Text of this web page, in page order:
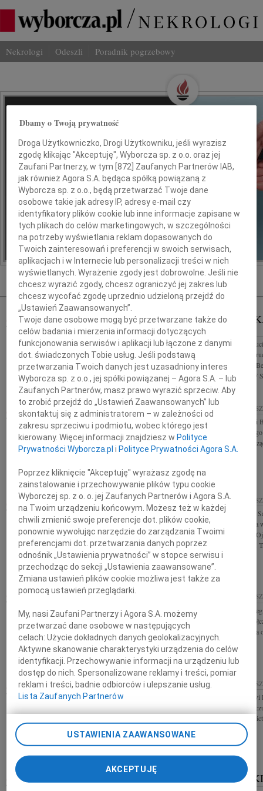
Nekrologi Odeszli Poradnik pogrzebowy
Wspominaj Bliskich
Na Odeszli.pl
Jak ich zapamiętaliśmy? Serwis
odeszli.pl z Grupy Wyborcza, to
możliwość stworzenia unikalnego
wspomnienia. Dziel się nim z rodziną i
przyjaciółmi.
*ogłoszenie
Nekrologi Rzeszów
MARTA TARNOWSKA 30.04.2019
RZESZÓW
Z głębokim żalem zawiadamiamy, że w dniu 27
kwietnia 2019 roku zmarła Nasza serdeczna
Koleżanka i Przyjaciółka Marta Tarnowska Rodzinie
i Bliskim wyrazy głębokiego...
Wyrazy
Najbliższych w
farm. Agnieszki
Pracownicy PDF
24.04.2019 RZESZÓW
Panu Wacławowi Barczakowi i Jego Najbliższym
wyrazy głębokiego współczucia z powodu śmierci
Taty składają Zarząd i Pracownicy Stark Sp. z o.o.
24.04.2019
Panu
wyrazy
Taty składają
Sp. z o.o.
BARBARA BEATA NASTAŁ
24.04.2019 WROCŁAW
Z ogromnym żalem informujemy, że 14 kwietnia
2019 r. zmarła mgr Barbara Beata Nastał wieloletnia
nauczycielka języka polskiego, doradczyni
metodyczna, wychowawczyni młodzieży....
17.04.2019
Panu Marianowi
Miasta Rzeszowa
powodu śmierci
Rzeszowa dr h.c.
16.04.2019RZESZÓW
wiadomość, że w dniu 14 kwietnia 2019 roku zmarł
nasz Mentor i Przyjaciel mgr inż. Adam Skomra
Wieloletni Dyrektor Rzeszowskiej...
Dla naszego
głębokiego
składają
Sandvik Polska
11.04.2019RZESZÓW
Panią Redaktor Monikę Domino Dziennikarkę
Panu
szczerego
składają
Dyrekcji Dróg...
JAN JODKO JAN ŁUCKI
Dbamy o Twoją prywatność
Droga Użytkowniczko, Drogi Użytkowniku, jeśli wyrazisz
zgodę klikając "Akceptuję", Wyborcza sp. z o.o. oraz jej
Zaufani Partnerzy, w tym [872 ] Zaufanych Partnerów IAB,
jak również Agora S.A. będąca spółką powiązaną z
Wyborcza sp. z o.o., będą przetwarzać Twoje dane
osobowe takie jak adresy IP, adresy e-mail czy
identyfikatory plików cookie lub inne informacje zapisane w
tych plikach do celów marketingowych, w szczególności
na potrzeby wyświetlania reklam dopasowanych do
Twoich zainteresowań i preferencji w swoich serwisach,
aplikacjach i w Internecie lub personalizacji treści w nich
wyświetlanych. Wyrażenie zgody jest dobrowolne. Jeśli nie
chcesz wyrazić zgody, chcesz ograniczyć jej zakres lub
chcesz wycofać zgodę uprzednio udzieloną przejdź do
„Ustawień Zaawansowanych”.
Twoje dane osobowe mogą być przetwarzane także do
celów badania i mierzenia informacji dotyczących
funkcjonowania serwisów i aplikacji lub łączone z danymi
dot. świadczonych Tobie usług. Jeśli podstawą
przetwarzania Twoich danych jest uzasadniony interes
Wyborcza sp. z o.o., jej spółki powiązanej – Agora S.A. – lub
Zaufanych Partnerów, masz prawo wyrazić sprzeciw. Aby
to zrobić przejdź do „Ustawień Zaawansowanych” lub
skontaktuj się z administratorem – w zależności od
zakresu sprzeciwu i podmiotu, wobec którego jest
kierowany. Więcej informacji znajdziesz w Polityce
Prywatności Wyborcza.pl i Polityce Prywatności Agora S.A.
Poprzez kliknięcie "Akceptuję" wyrażasz zgodę na
zainstalowanie i przechowywanie plików typu cookie
Wyborczej sp. z o. o. jej Zaufanych Partnerów i Agora S.A.
na Twoim urządzeniu końcowym. Możesz też w każdej
chwili zmienić swoje preferencje dot. plików cookie,
ponownie wywołując narzędzie do zarządzania Twoimi
preferencjami dot. przetwarzania danych poprzez
odnośnik „Ustawienia prywatności” w stopce serwisu i
przechodząc do sekcji „Ustawienia zaawansowane”.
Zmiana ustawień plików cookie możliwa jest także za
pomocą ustawień przeglądarki.
My, nasi Zaufani Partnerzy i Agora S.A. możemy
przetwarzać dane osobowe w następujących
celach:Użycie dokładnych danych geolokalizacyjnych.
Aktywne skanowanie charakterystyki urządzenia do celów
identyfikacji. Przechowywanie informacji na urządzeniu lub
dostęp do nich. Spersonalizowane reklamy i treści, pomiar
reklam i treści, badnie odbiorców i ulepszanie usług.
Lista Zaufanych Partnerów
USTAWIENIA ZAAWANSOWANE
AKCEPTUJĘ